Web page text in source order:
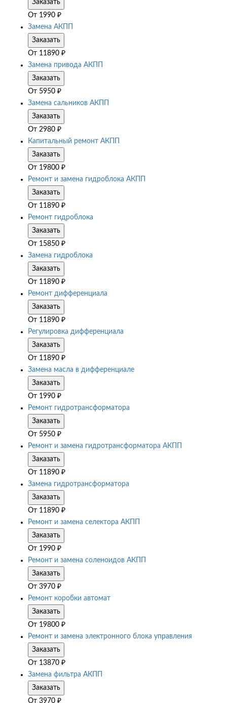
Заказать
От 1990 ₽
Замена АКПП
Заказать
От 11890 ₽
Замена привода АКПП
Заказать
От 5950 ₽
Замена сальников АКПП
Заказать
От 2980 ₽
Капитальный ремонт АКПП
Заказать
От 19800 ₽
Ремонт и замена гидроблока АКПП
Заказать
От 11890 ₽
Ремонт гидроблока
Заказать
От 15850 ₽
Замена гидроблока
Заказать
От 11890 ₽
Ремонт дифференциала
Заказать
От 11890 ₽
Регулировка дифференциала
Заказать
От 11890 ₽
Замена масла в дифференциале
Заказать
От 1990 ₽
Ремонт гидротрансформатора
Заказать
От 5950 ₽
Ремонт и замена гидротрансформатора АКПП
Заказать
От 11890 ₽
Замена гидротрансформатора
Заказать
От 11890 ₽
Ремонт и замена селектора АКПП
Заказать
От 1990 ₽
Ремонт и замена соленоидов АКПП
Заказать
От 3970 ₽
Ремонт коробки автомат
Заказать
От 19800 ₽
Ремонт и замена электронного блока управления
Заказать
От 13870 ₽
Замена фильтра АКПП
Заказать
От 3970 ₽